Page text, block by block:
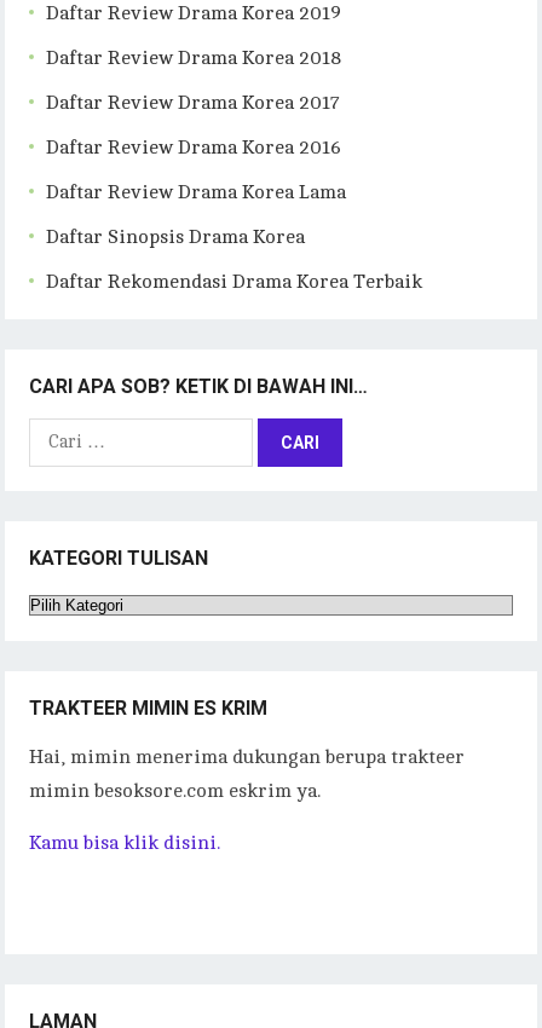
Daftar Review Drama Korea 2019
Daftar Review Drama Korea 2018
Daftar Review Drama Korea 2017
Daftar Review Drama Korea 2016
Daftar Review Drama Korea Lama
Daftar Sinopsis Drama Korea
Daftar Rekomendasi Drama Korea Terbaik
CARI APA SOB? KETIK DI BAWAH INI…
Cari
KATEGORI TULISAN
Kategori
TRAKTEER MIMIN ES KRIM
Hai, mimin menerima dukungan berupa trakteer
mimin besoksore.com eskrim ya.
Kamu bisa klik disini.
LAMAN